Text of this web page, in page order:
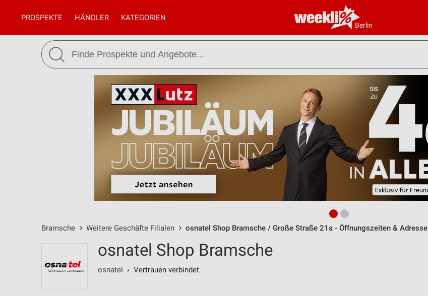
Berlin
PROSPEKTE HÄNDLER KATEGORIEN
Bramsche Weitere Geschäfte Filialen osnatel Shop Bramsche / Große Straße 21a - Öffnungszeiten & Adresse
osnatel Shop Bramsche
osnatel › Vertrauen verbindet.